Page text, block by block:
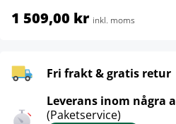
1 509,00 kr inkl. moms
Fri frakt & gratis retur
Leverans inom några
(Paketservice)